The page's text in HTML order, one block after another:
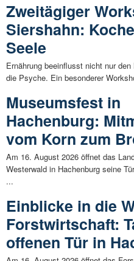
Zweitägiger
Siershahn:
Seele
Ernährung beeinflusst nicht nur
die Psyche. Ein besonderer
Museumsfest in
Hachenburg:
vom Korn zum
Am 16. August 2026 öffnet das
Westerwald in Hachenburg seine
...
Einblicke in die
Forstwirtschaft:
offenen Tür in